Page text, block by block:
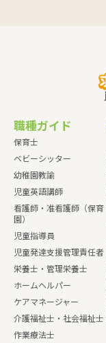
職種ガイド
保育士
ベビーシッター
幼稚園教諭
児童英語講師
看護師・准看護師（保育
園）
児童指導員
児童発達支援管理責任者
栄養士・管理栄養士
ホームヘルパー
ケアマネージャー
介護福祉士・社会福祉士
作業療法士